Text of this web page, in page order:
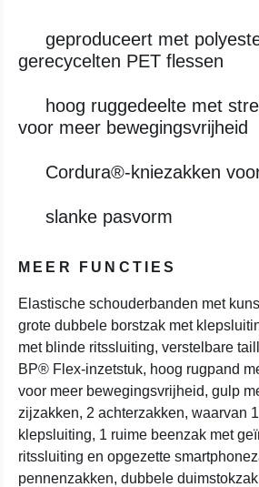
geproduceert met
gerecycelten PET flessen
hoog ruggedeelte met
voor meer bewegingsvrijheid
Cordura®-kniezakken
slanke pasvorm
MEER FUNCTIES
Elastische schouderbanden met
grote dubbele borstzak met
met blinde ritssluiting, verstelbare
BP® Flex-inzetstuk, hoog rugpand
voor meer bewegingsvrijheid, gulp
zijzakken, 2 achterzakken, waarvan
klepsluiting, 1 ruime beenzak met
ritssluiting en opgezette
pennenzakken, dubbele